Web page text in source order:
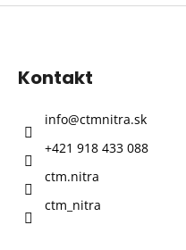
Z
Kontakt
info@ctmnitra.sk
+421 918 433 088
ctm.nitra
ctm_nitra